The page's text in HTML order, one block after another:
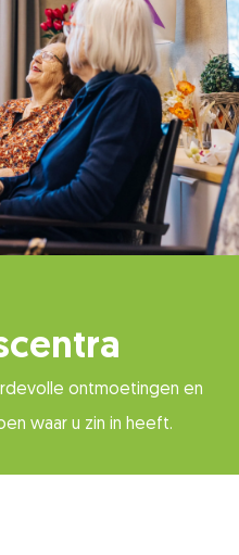
ontmoetingen en
waar u zin in heeft.